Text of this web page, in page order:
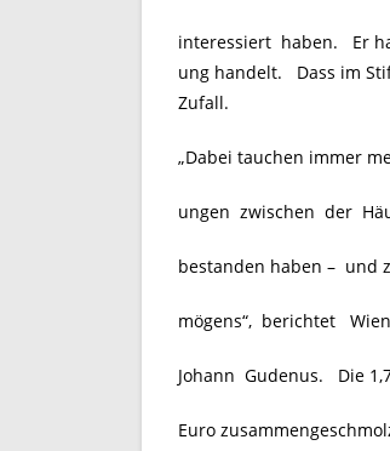
interessiert haben. Er
ung handelt. Dass im
Zufall.
„Dabei tauchen immer
ungen zwischen der
bestanden haben – und
mögens“, berichtet
Johann Gudenus. Die
Euro